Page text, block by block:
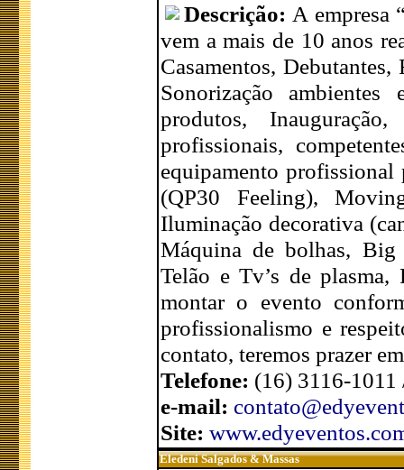
Descrição: A empresa
vem a mais de 10 anos
Casamentos,
Sonorização
produtos,
profissionais,
equipamento
(QP30 Feeling),
Iluminação decorativa
Máquina de bolhas, Big
Telão e Tv’s de
montar o evento
profissionalismo e
contato, teremos prazer
Telefone: (16) 3116-
e-mail:
Site:
Eledeni Salgados & Massas